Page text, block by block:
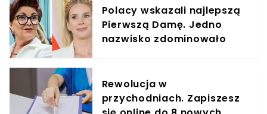
Polacy wskazali najlepszą
Pierwszą Damę. Jedno
nazwisko zdominowało
Rewolucja w
przychodniach. Zapiszesz